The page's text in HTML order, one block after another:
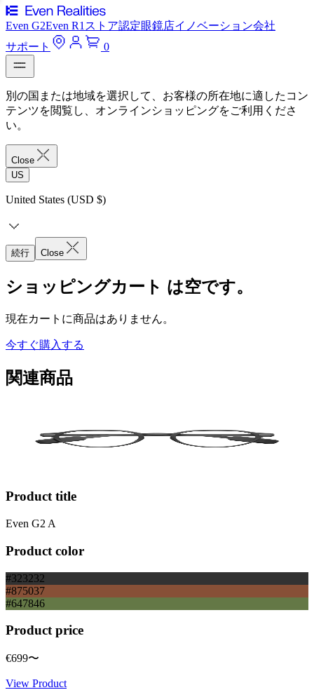
Even G2Even R1 ストア認定眼鏡店イノベーション会社
サポート
0
別の国または地域を選択して、お客様の所在地に適したコン
テンツを閲覧し、オンラインショッピングをご利用くださ
い。
Close
US
United States (USD $)
続行 Close
ショッピングカート は空です。
現在カートに商品はありません。
今すぐ購入する
関連商品
Product title
Even G2 A
Product color
#323232
#875037
#647846
Product price
€699〜
View Product